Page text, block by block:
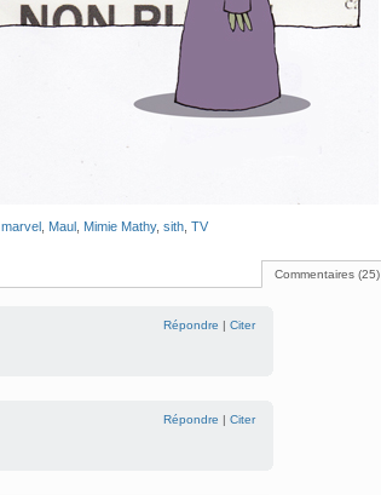
marvel Maul Mimie Mathy, sith TV
Commentaires (25)
Répondre | Citer
Répondre | Citer